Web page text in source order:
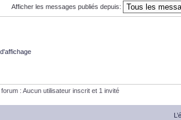
Afficher les messages publiés depuis:
: Aucun utilisateur inscrit et 1 invité